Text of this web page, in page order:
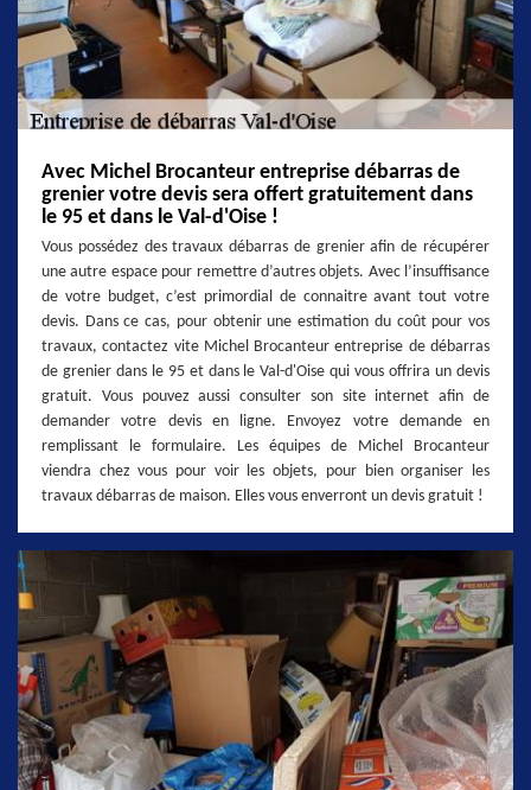
Avec Michel Brocanteur entreprise débarras de
grenier votre devis sera offert gratuitement dans
le 95 et dans le Val-d'Oise !
Vous possédez des travaux débarras de grenier afin de récupérer
une autre espace pour remettre d’autres objets. Avec l’insuffisance
de votre budget, c’est primordial de connaitre avant tout votre
devis. Dans ce cas, pour obtenir une estimation du coût pour vos
travaux, contactez vite Michel Brocanteur entreprise de débarras
de grenier dans le 95 et dans le Val-d'Oise qui vous offrira un devis
gratuit. Vous pouvez aussi consulter son site internet afin de
demander votre devis en ligne. Envoyez votre demande en
remplissant le formulaire. Les équipes de Michel Brocanteur
viendra chez vous pour voir les objets, pour bien organiser les
travaux débarras de maison. Elles vous enverront un devis gratuit !